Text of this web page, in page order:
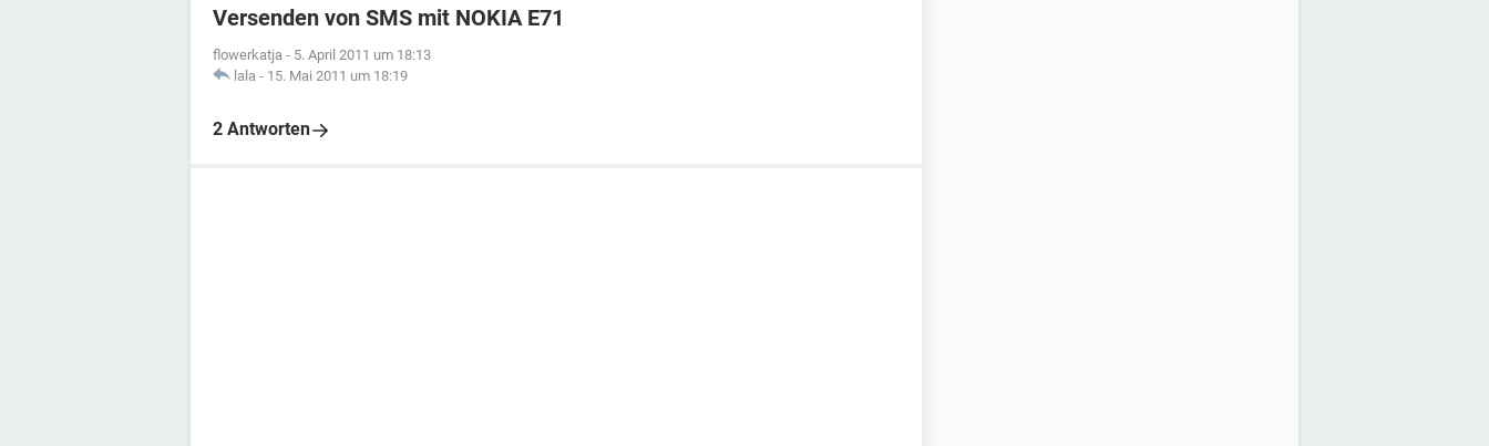
Versenden von SMS mit NOKIA E71
flowerkatja - 5. April 2011 um 18:13
lala - 15. Mai 2011 um 18:19
2 Antworten